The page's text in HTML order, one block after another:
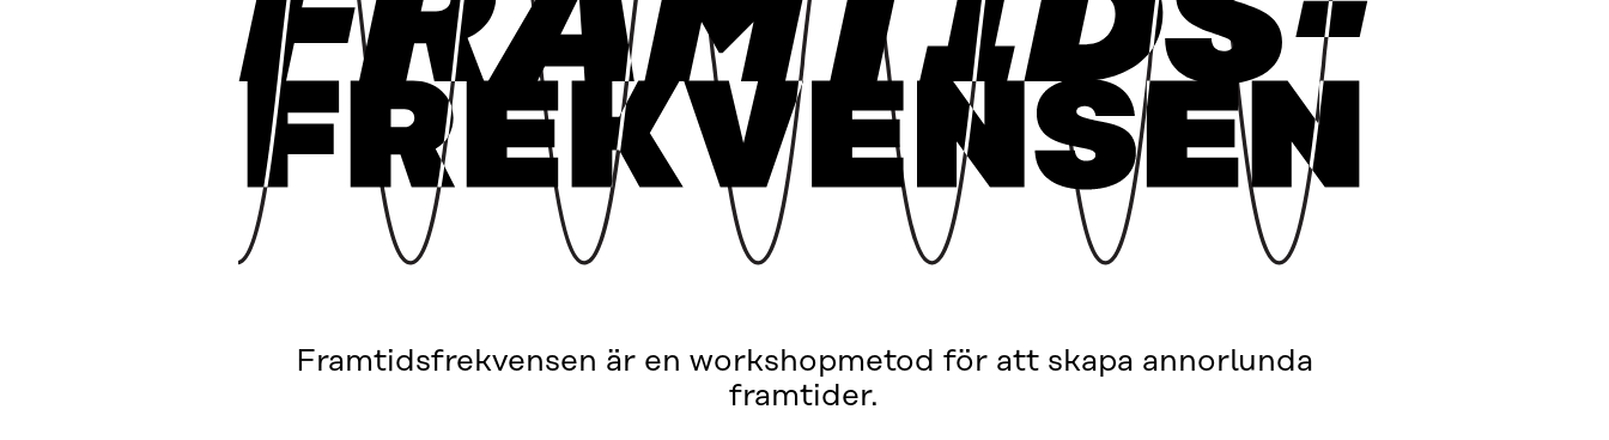
Framtidsfrekvensen är en workshopmetod för att skapa annorlunda
framtider.